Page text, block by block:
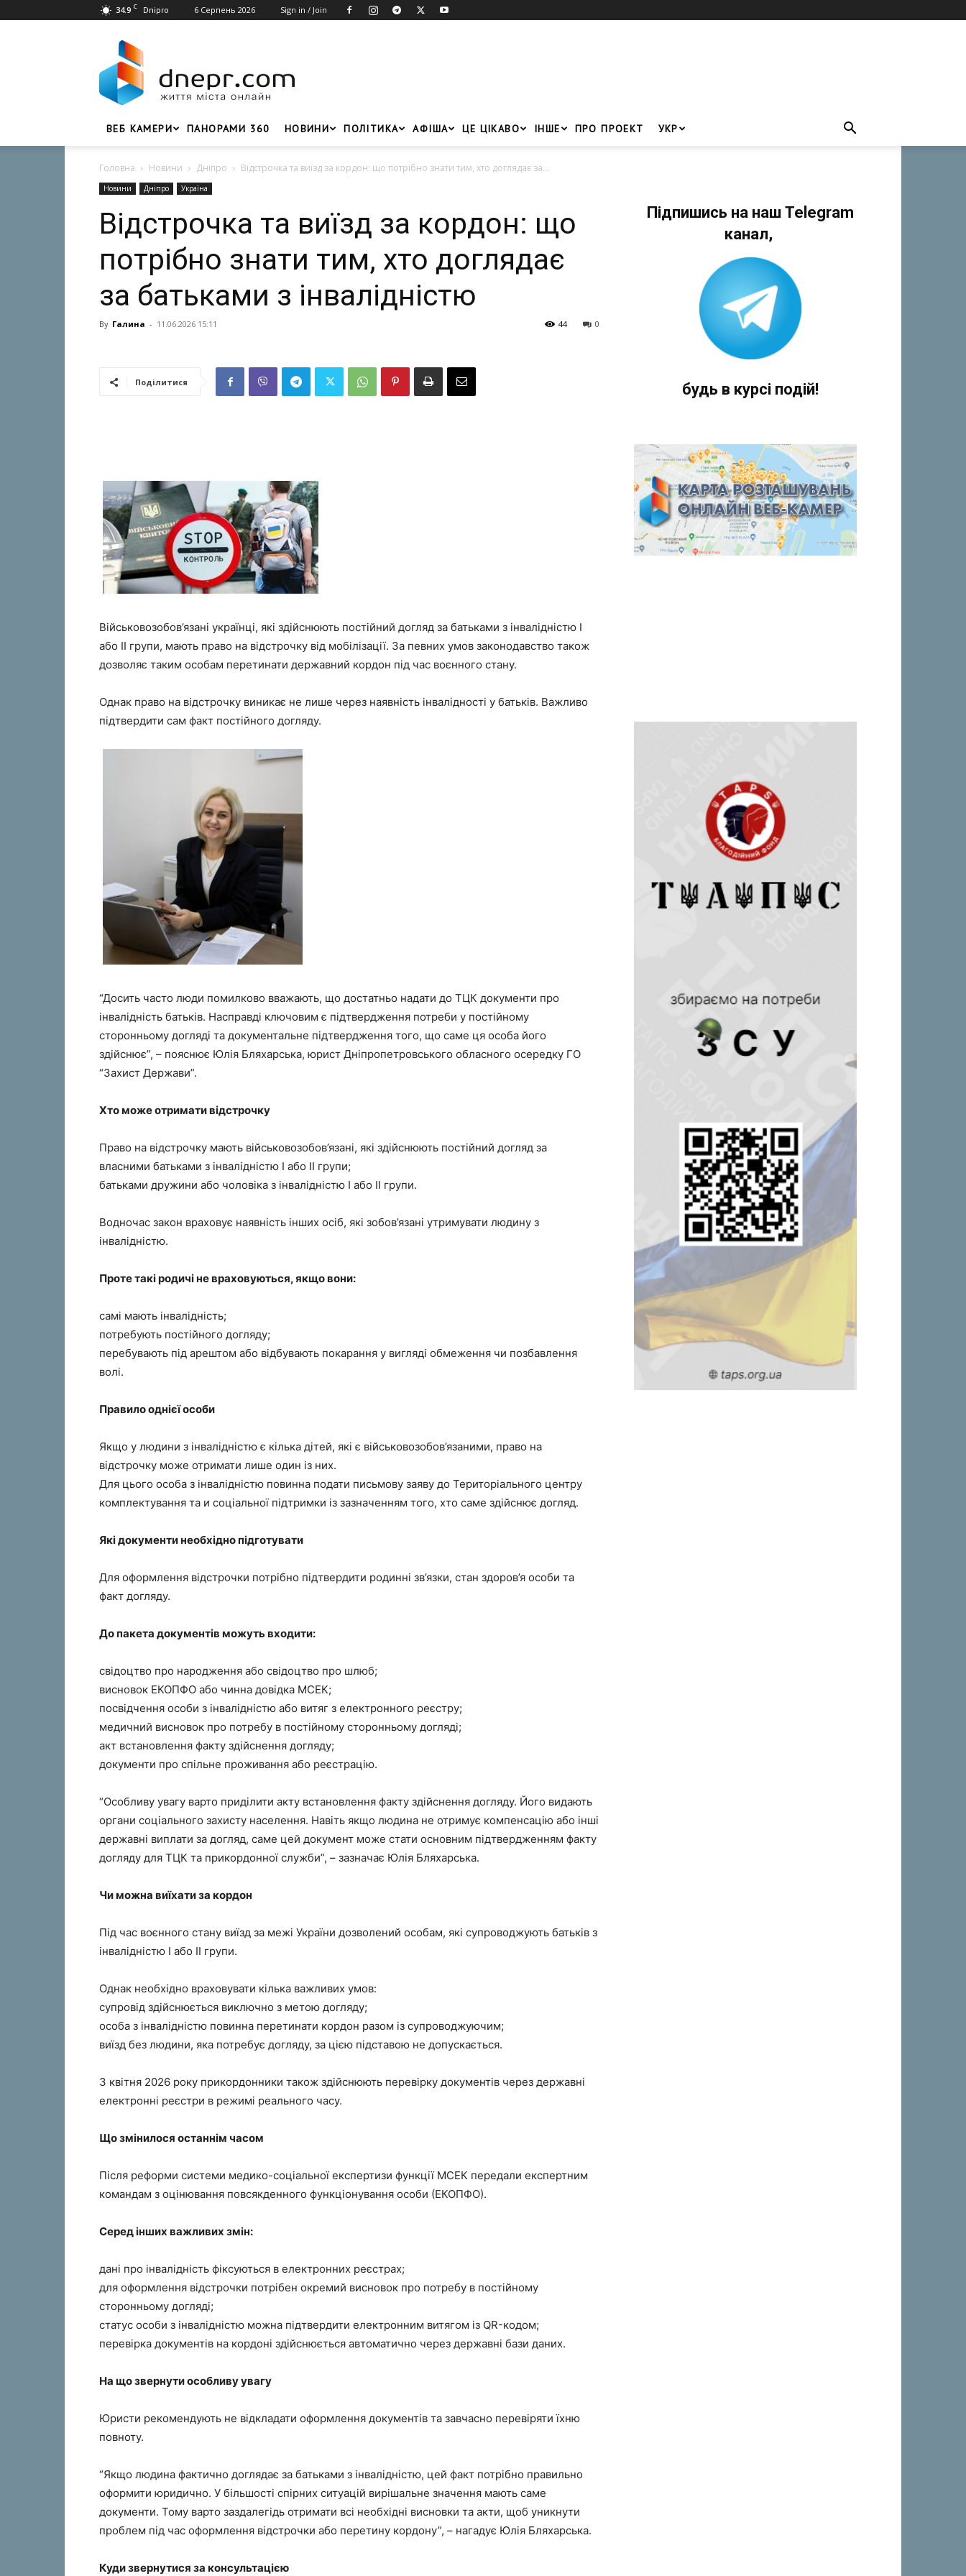
34.9 C Dnipro 6 Серпень 2026 Sign in / Join
Головний
портал
Дніпра
ВЕБ КАМЕРИ ПАНОРАМИ 360 НОВИНИ ПОЛІТИКА АФІША ЦЕ ЦІКАВО ІНШЕ ПРО ПРОЕКТ УКР
Головна Новини Дніпро Відстрочка та виїзд за кордон: що потрібно знати тим, хто доглядає за...
Новини Дніпро Україна
Відстрочка та виїзд за кордон: що
потрібно знати тим, хто доглядає
за батьками з інвалідністю
By Галина - 11.06.2026 15:11 0
44
Поділитися
Військовозобов’язані українці, які здійснюють постійний догляд за батьками з інвалідністю I
або II групи, мають право на відстрочку від мобілізації. За певних умов законодавство також
дозволяє таким особам перетинати державний кордон під час воєнного стану.
Однак право на відстрочку виникає не лише через наявність інвалідності у батьків. Важливо
підтвердити сам факт постійного догляду.
“Досить часто люди помилково вважають, що достатньо надати до ТЦК документи про
інвалідність батьків. Насправді ключовим є підтвердження потреби у постійному
сторонньому догляді та документальне підтвердження того, що саме ця особа його
здійснює”, – пояснює Юлія Бляхарська, юрист Дніпропетровського обласного осередку ГО
“Захист Держави”.
Хто може отримати відстрочку
Право на відстрочку мають військовозобов’язані, які здійснюють постійний догляд за
власними батьками з інвалідністю I або II групи;
батьками дружини або чоловіка з інвалідністю I або II групи.
Водночас закон враховує наявність інших осіб, які зобов’язані утримувати людину з
інвалідністю.
Проте такі родичі не враховуються, якщо вони:
самі мають інвалідність;
потребують постійного догляду;
перебувають під арештом або відбувають покарання у вигляді обмеження чи позбавлення
волі.
Правило однієї особи
Якщо у людини з інвалідністю є кілька дітей, які є військовозобов’язаними, право на
відстрочку може отримати лише один із них.
Для цього особа з інвалідністю повинна подати письмову заяву до Територіального центру
комплектування та и соціальної підтримки із зазначенням того, хто саме здійснює догляд.
Які документи необхідно підготувати
Для оформлення відстрочки потрібно підтвердити родинні зв’язки, стан здоров’я особи та
факт догляду.
До пакета документів можуть входити:
свідоцтво про народження або свідоцтво про шлюб;
висновок ЕКОПФО або чинна довідка МСЕК;
посвідчення особи з інвалідністю або витяг з електронного реєстру;
медичний висновок про потребу в постійному сторонньому догляді;
акт встановлення факту здійснення догляду;
документи про спільне проживання або реєстрацію.
“Особливу увагу варто приділити акту встановлення факту здійснення догляду. Його видають
органи соціального захисту населення. Навіть якщо людина не отримує компенсацію або інші
державні виплати за догляд, саме цей документ може стати основним підтвердженням факту
догляду для ТЦК та прикордонної служби”, – зазначає Юлія Бляхарська.
Чи можна виїхати за кордон
Під час воєнного стану виїзд за межі України дозволений особам, які супроводжують батьків з
інвалідністю I або II групи.
Однак необхідно враховувати кілька важливих умов:
супровід здійснюється виключно з метою догляду;
особа з інвалідністю повинна перетинати кордон разом із супроводжуючим;
виїзд без людини, яка потребує догляду, за цією підставою не допускається.
З квітня 2026 року прикордонники також здійснюють перевірку документів через державні
електронні реєстри в режимі реального часу.
Що змінилося останнім часом
Після реформи системи медико-соціальної експертизи функції МСЕК передали експертним
командам з оцінювання повсякденного функціонування особи (ЕКОПФО).
Серед інших важливих змін:
дані про інвалідність фіксуються в електронних реєстрах;
для оформлення відстрочки потрібен окремий висновок про потребу в постійному
сторонньому догляді;
статус особи з інвалідністю можна підтвердити електронним витягом із QR-кодом;
перевірка документів на кордоні здійснюється автоматично через державні бази даних.
На що звернути особливу увагу
Юристи рекомендують не відкладати оформлення документів та завчасно перевіряти їхню
повноту.
“Якщо людина фактично доглядає за батьками з інвалідністю, цей факт потрібно правильно
оформити юридично. У більшості спірних ситуацій вирішальне значення мають саме
документи. Тому варто заздалегідь отримати всі необхідні висновки та акти, щоб уникнути
проблем під час оформлення відстрочки або перетину кордону”, – нагадує Юлія Бляхарська.
Куди звернутися за консультацією
Підпишись на наш Telegram
канал,
будь в курсі подій!